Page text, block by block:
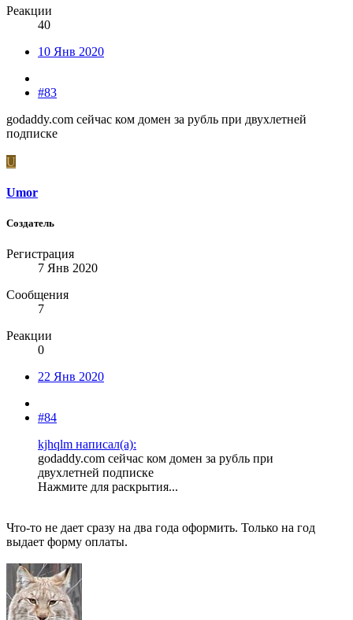
Реакции
40
10 Янв 2020
#83
godaddy.com сейчас ком домен за рубль при двухлетней
подписке
U
Umor
Создатель
Регистрация
7 Янв 2020
Сообщения
7
Реакции
0
22 Янв 2020
#84
kjhqlm написал(а):
godaddy.com сейчас ком домен за рубль при
двухлетней подписке
Нажмите для раскрытия...
Что-то не дает сразу на два года оформить. Только на год
выдает форму оплаты.